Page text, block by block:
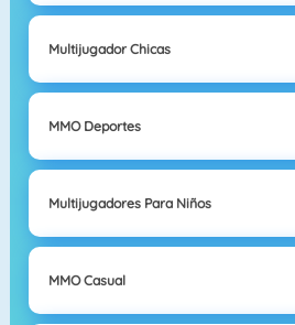
Multijugador Chicas
MMO Deportes
Multijugadores Para Niños
MMO Casual